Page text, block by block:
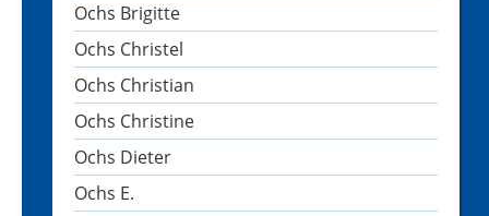
Ochs Brigitte
Ochs Christel
Ochs Christian
Ochs Christine
Ochs Dieter
Ochs E.